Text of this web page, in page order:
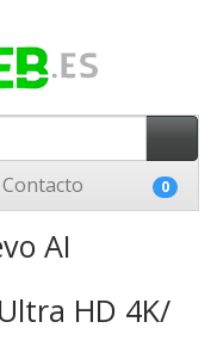
Contacto 0
AI
HD 4K/